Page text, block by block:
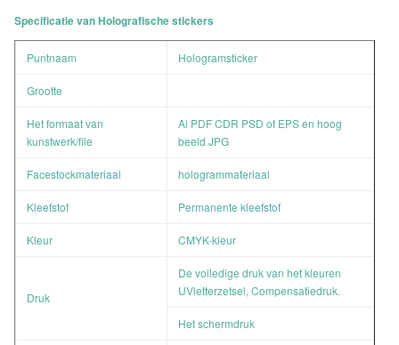
Specificatie van Holografische stickers
Puntnaam Hologramsticker
Grootte
Het formaat van
kunstwerk/file
Ai PDF CDR PSD of EPS en hoog
beeld JPG
Facestockmateriaal hologrammateriaal
Kleefstof Permanente kleefstof
Kleur CMYK-kleur
Druk
De volledige druk van het kleuren
UVletterzetsel, Compensatiedruk.
Het schermdruk